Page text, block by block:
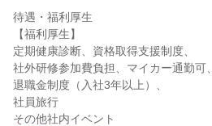
待遇・福利厚生
【福利厚生】
定期健康診断、資格取得支援制度、
社外研修参加費負担、マイカー通勤可、
退職金制度（入社3年以上）、
社員旅行
その他社内イベント